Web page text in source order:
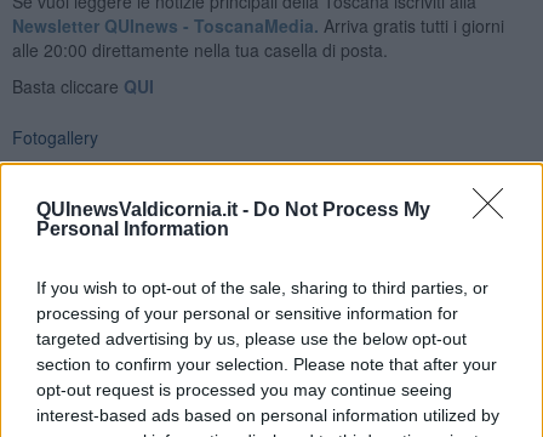
QUInewsValdicornia.it - Do Not Process My
Personal Information
If you wish to opt-out of the sale, sharing to third parties, or
processing of your personal or sensitive information for
targeted advertising by us, please use the below opt-out
section to confirm your selection. Please note that after your
opt-out request is processed you may continue seeing
interest-based ads based on personal information utilized by
Newsletter QUInews - ToscanaMedia. Arriva gratis tutti i giorni
alle 20:00 direttamente nella tua casella di posta.
Basta cliccare QUI
Fotogallery